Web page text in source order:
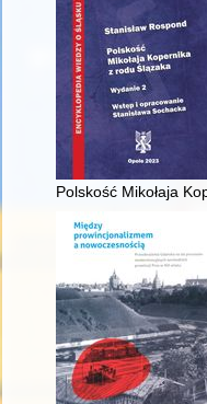
Polskość Mikołaja